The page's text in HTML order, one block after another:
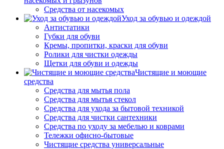
Средства от насекомых
Уход за обувью и одеждой
Антистатики
Губки для обуви
Кремы, пропитки, краски для обуви
Ролики для чистки одежды
Щетки для обуви и одежды
Чистящие и моющие
средства
Средства для мытья пола
Средства для мытья стекол
Средства для ухода за бытовой техникой
Средства для чистки сантехники
Средства по уходу за мебелью и коврами
Тележки офисно-бытовые
Чистящие средства универсальные